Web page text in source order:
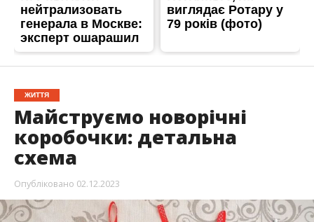
ЖИТТЯ
Майструємо новорічні
коробочки: детальна
схема
Опубліковано 02.12.2023